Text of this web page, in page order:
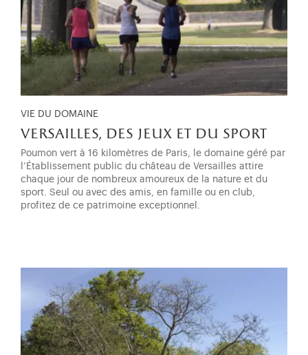
VIE DU DOMAINE
versailles, des jeux et du sport
Poumon vert à 16 kilomètres de Paris, le domaine géré par
l’Établissement public du château de Versailles attire
chaque jour de nombreux amoureux de la nature et du
sport. Seul ou avec des amis, en famille ou en club,
profitez de ce patrimoine exceptionnel.